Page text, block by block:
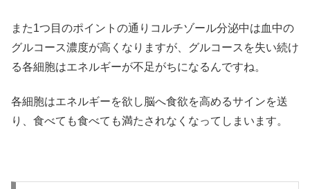
また1つ目のポイントの通りコルチゾール分泌中は血中の
グルコース濃度が高くなりますが、グルコースを失い続け
る各細胞はエネルギーが不足がちになるんですね。
各細胞はエネルギーを欲し脳へ食欲を高めるサインを送
り、食べても食べても満たされなくなってしまいます。